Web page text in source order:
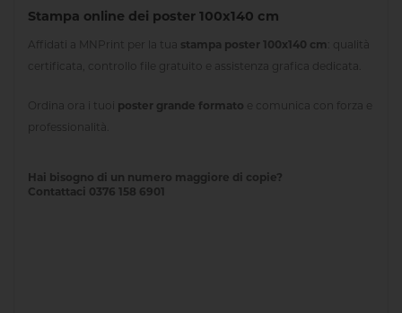
Stampa online dei poster 100x140 cm
Affidati a MNPrint per la tua stampa poster 100x140 cm
: qualità
certificata, controllo file gratuito e assistenza grafica dedicata.
Ordina ora i tuoi poster grande formato e comunica con forza e
professionalità.
Hai bisogno di un numero maggiore di copie?
Contattaci 0376 158 6901